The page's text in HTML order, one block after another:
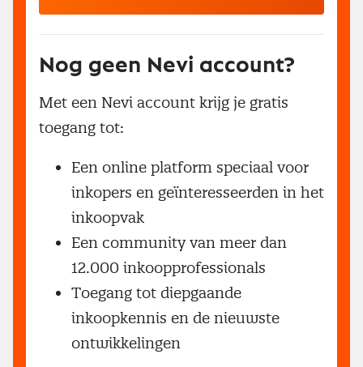
Nog geen Nevi account?
Met een Nevi account krijg je gratis
toegang tot:
Een online platform speciaal voor
inkopers en geïnteresseerden in het
inkoopvak
Een community van meer dan
12.000 inkoopprofessionals
Toegang tot diepgaande
inkoopkennis en de nieuwste
ontwikkelingen